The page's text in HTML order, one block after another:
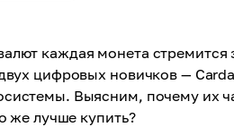
каждая монета стремится
цифровых новичков —
Выясним, почему их
же лучше купить?